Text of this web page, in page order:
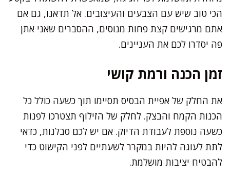
הכי טוב שיש עם הצבעים והעיצובים. אל תדאגו, גם אם
אתם מרגישים קצת פחות מנוסים, ההסברים שאני אתן
פה יסדרו לכם את העניינים.
זמן הכנה ורמת קושי
את החלק של אפיית הבסיס תסיימו תוך כשעה כולל כל
הכנות הקמח והבצק. לחלק של הזילוף תצטרכו לפנות
כשעה נוספת לעבודת הדיוק. אם יש לכם סבלנות, כדאי
לתת לעוגה להיות במקרר לשעתיים לפני הקישוט כדי
להבטיח יציבות מושלמת.